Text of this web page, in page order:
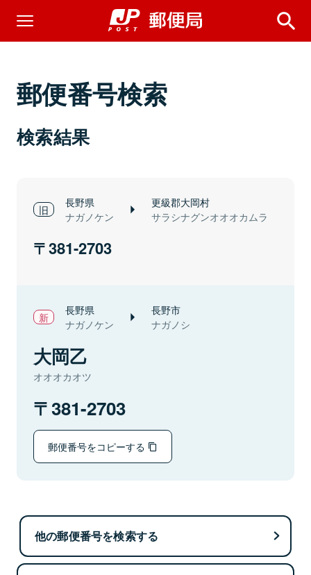
郵便番号検索
検索結果
長野県
ナガノケン
更級郡大岡村
サラシナグンオオオカムラ
381-2703
長野県
ナガノケン
長野市
ナガノシ
大岡乙
オオオカオツ
381-2703
郵便番号をコピーする
他の郵便番号を検索する